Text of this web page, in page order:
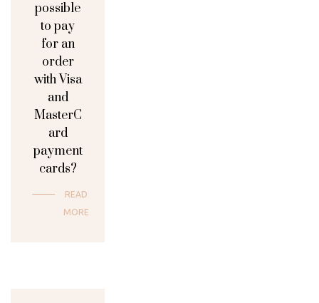
possible
to pay
for an
order
with Visa
and
MasterC
ard
payment
cards?
READ
MORE